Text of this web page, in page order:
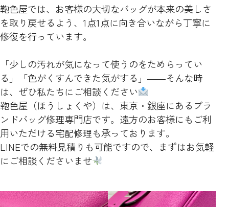
鞄色屋では、お客様の大切なバッグが本来の美しさ
を取り戻せるよう、1点1点に向き合いながら丁寧に
修復を行っています。
「少しの汚れが気になって使うのをためらってい
る」「色がくすんできた気がする」――そんな時
は、ぜひ私たちにご相談ください
鞄色屋（ほうしょくや）は、東京・銀座にあるブラ
ンドバッグ修理専門店です。遠方のお客様にもご利
用いただける宅配修理も承っております。
LINEでの無料見積りも可能ですので、まずはお気軽
にご相談くださいませ